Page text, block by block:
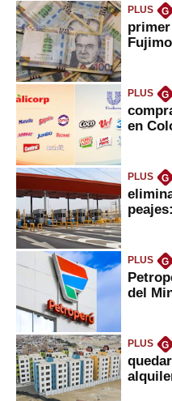
PLUS G
PLUS G
en
PLUS G
PLUS G
del
PLUS G